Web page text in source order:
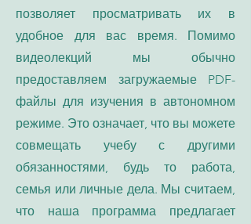
позволяет просматривать их в
удобное для вас время. Помимо
видеолекций мы обычно
предоставляем загружаемые PDF-
файлы для изучения в автономном
режиме. Это означает, что вы можете
совмещать учебу с другими
обязанностями, будь то работа,
семья или личные дела. Мы считаем,
что наша программа предлагает